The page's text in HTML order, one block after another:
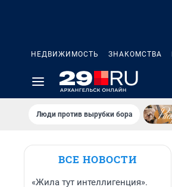
НЕДВИЖИМОСТЬ ЗНАКОМСТВА
Люди против вырубки бора
ВСЕ НОВОСТИ
«Жила тут интеллигенция».